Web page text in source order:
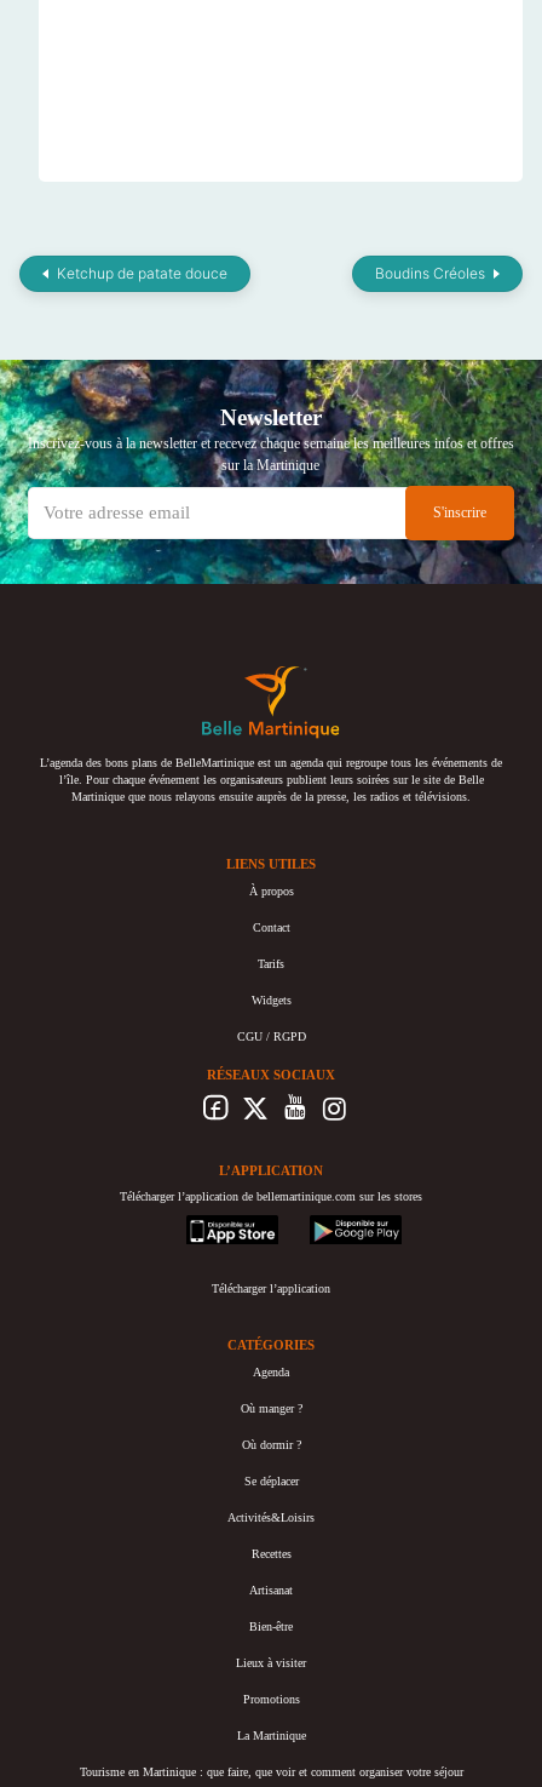
Ketchup de patate douce Boudins Créoles
Newsletter
Inscrivez-vous à la newsletter et recevez chaque semaine les meilleures infos et offres
sur la Martinique
L’agenda des bons plans de BelleMartinique est un agenda qui regroupe tous les événements de
l’île. Pour chaque événement les organisateurs publient leurs soirées sur le site de Belle
Martinique que nous relayons ensuite auprès de la presse, les radios et télévisions.
LIENS UTILES
À propos
Contact
Tarifs
Widgets
CGU / RGPD
RÉSEAUX SOCIAUX
L’APPLICATION
Télécharger l’application de bellemartinique.com sur les stores
appstore
googleplay
Télécharger l’application
CATÉGORIES
Agenda
Où manger ?
Où dormir ?
Se déplacer
Activités&Loisirs
Recettes
Artisanat
Bien-être
Lieux à visiter
Promotions
La Martinique
Tourisme en Martinique : que faire, que voir et comment organiser votre séjour